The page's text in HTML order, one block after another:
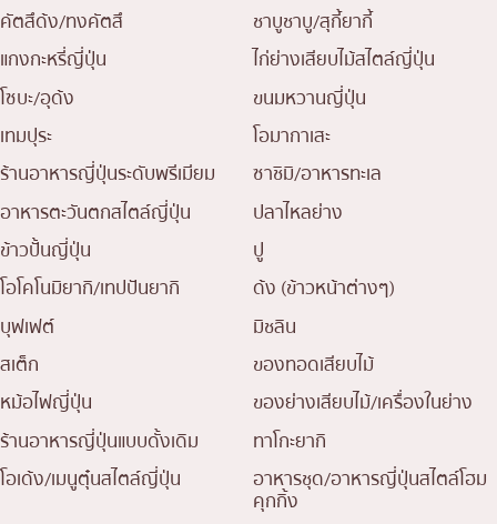
คัตสึด้ง/ทงคัตสึ
ชาบูชาบู/สุกี้ยากี้
แกงกะหรี่ญี่ปุ่น
ไก่ย่างเสียบไม้สไตล์ญี่ปุ่น
โซบะ/อุด้ง
ขนมหวานญี่ปุ่น
เทมปุระ
โอมากาเสะ
ร้านอาหารญี่ปุ่นระดับพรีเมียม
ซาชิมิ/อาหารทะเล
อาหารตะวันตกสไตล์ญี่ปุ่น
ปลาไหลย่าง
ข้าวปั้นญี่ปุ่น
ปู
โอโคโนมิยากิ/เทปปันยากิ
ด้ง (ข้าวหน้าต่างๆ)
บุฟเฟต์
มิชลิน
สเต็ก
ของทอดเสียบไม้
หม้อไฟญี่ปุ่น
ของย่างเสียบไม้/เครื่องในย่าง
ร้านอาหารญี่ปุ่นแบบดั้งเดิม
ทาโกะยากิ
โอเด้ง/เมนูตุ๋นสไตล์ญี่ปุ่น
อาหารชุด/อาหารญี่ปุ่นสไตล์โฮม
คุกกิ้ง